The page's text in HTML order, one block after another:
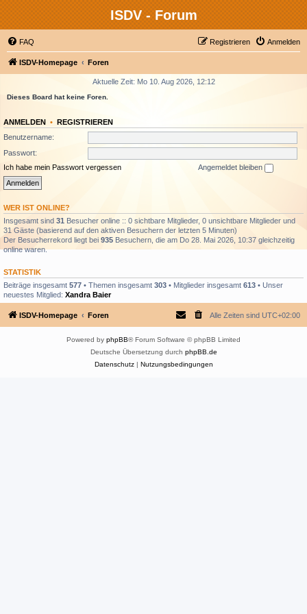
ISDV - Forum
FAQ Anmelden
Registrieren
ISDV-Homepage Foren
Aktuelle Zeit: Mo 10. Aug 2026, 12:12
Dieses Board hat keine Foren.
ANMELDEN • REGISTRIEREN
Benutzername:
Passwort:
Ich habe mein Passwort vergessen
Angemeldet bleiben
WER IST ONLINE?
Insgesamt sind 31 Besucher online :: 0 sichtbare Mitglieder, 0 unsichtbare Mitglieder und
31 Gäste (basierend auf den aktiven Besuchern der letzten 5 Minuten)
Der Besucherrekord liegt bei 935 Besuchern, die am Do 28. Mai 2026, 10:37 gleichzeitig
online waren.
STATISTIK
Beiträge insgesamt 577 • Themen insgesamt 303 • Mitglieder insgesamt 613 • Unser
neuestes Mitglied: Xandra Baier
ISDV-Homepage Foren Alle Zeiten sind UTC+02:00
Powered by phpBB® Forum Software © phpBB Limited
Deutsche Übersetzung durch phpBB.de
Datenschutz| Nutzungsbedingungen